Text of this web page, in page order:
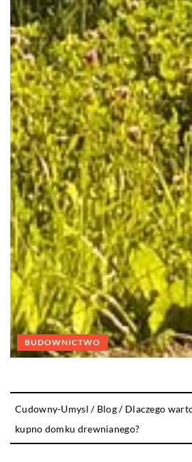
BUDOWNICTWO
Cudowny-Umysl / Blog/ Dlaczego
kupno domku drewnianego?